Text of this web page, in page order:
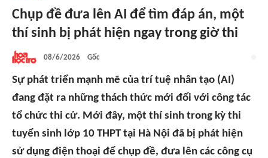
Chụp đề đưa lên AI để tìm đáp án, một
thí sinh bị phát hiện ngay trong giờ thi
08/6/2026 Gốc
Sự phát triển mạnh mẽ của trí tuệ nhân tạo (AI)
đang đặt ra những thách thức mới đối với công tác
tổ chức thi cử. Mới đây, một thí sinh trong kỳ thi
tuyển sinh lớp 10 THPT tại Hà Nội đã bị phát hiện
sử dụng điện thoại để chụp đề, đưa lên các công cụ